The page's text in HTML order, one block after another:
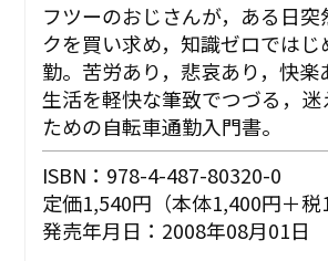
フツーのおじさんが，ある日突
クを買い求め，知識ゼロでは
勤。苦労あり，悲哀あり，快楽
生活を軽快な筆致でつづる，迷
ための自転車通勤入門書。
ISBN：978-4-487-80320-0
定価1,540円（本体1,400円＋税
発売年月日：2008年08月01日